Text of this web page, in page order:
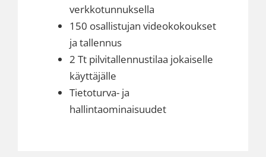
verkkotunnuksella
150 osallistujan videokokoukset
ja tallennus
2 Tt pilvitallennustilaa jokaiselle
käyttäjälle
Tietoturva- ja
hallintaominaisuudet